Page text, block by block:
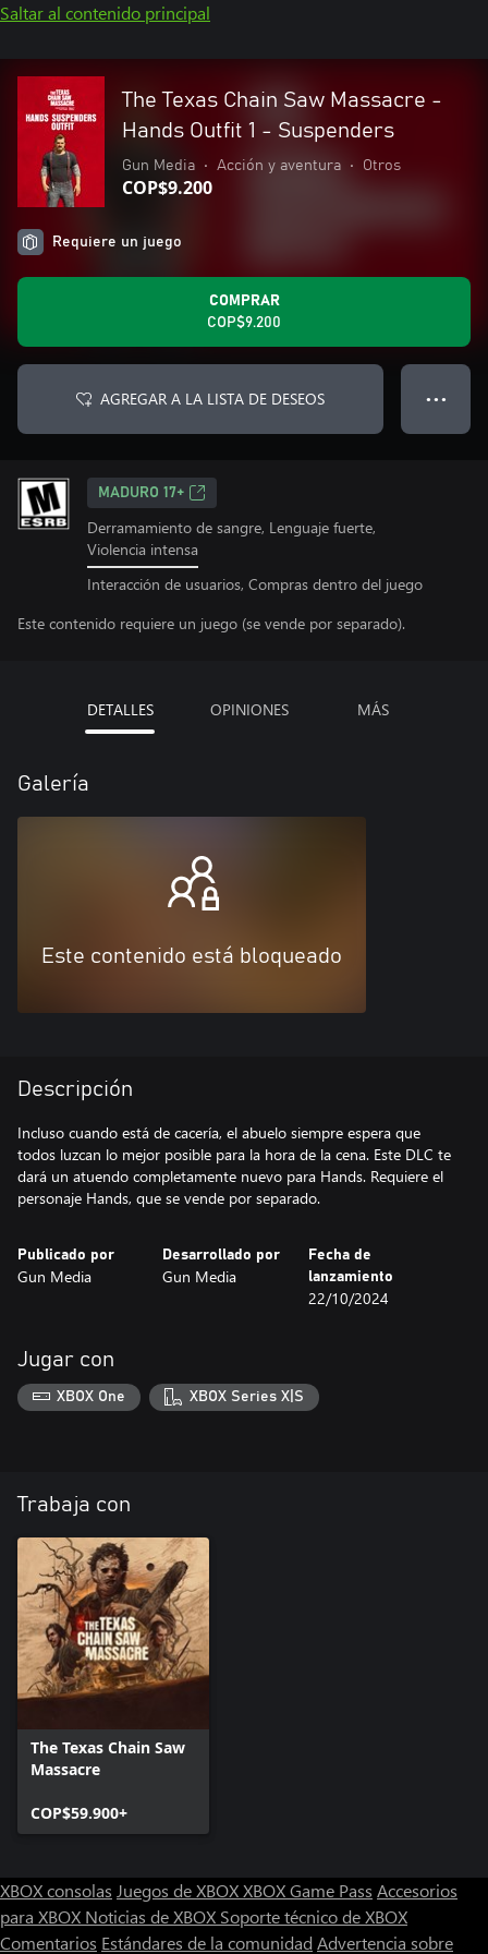
Saltar al contenido principal
The Texas Chain Saw Massacre -
Hands Outfit 1 - Suspenders
Gun Media • Acción y aventura • Otros
COP$9.200
Requiere un juego
COMPRAR
COP$9.200
AGREGAR A LA LISTA DE DESEOS ● ● ●
MADURO 17+
Derramamiento de sangre, Lenguaje fuerte,
Violencia intensa
Interacción de usuarios, Compras dentro del juego
Este contenido requiere un juego (se vende por separado).
DETALLES OPINIONES MÁS
Galería
Este contenido está bloqueado
Descripción
Incluso cuando está de cacería, el abuelo siempre espera que
todos luzcan lo mejor posible para la hora de la cena. Este DLC te
dará un atuendo completamente nuevo para Hands. Requiere el
personaje Hands, que se vende por separado.
Publicado por
Gun Media
Desarrollado por
Gun Media
Fecha de
lanzamiento
22/10/2024
Jugar con
XBOX One XBOX Series X|S
Trabaja con
The Texas Chain Saw
Massacre
COP$59.900+
XBOX consolas Juegos de XBOXXBOX Game Pass Accesorios
para XBOX Noticias de XBOX Soporte técnico de XBOX
Comentarios Estándares de la comunidad Advertencia sobre